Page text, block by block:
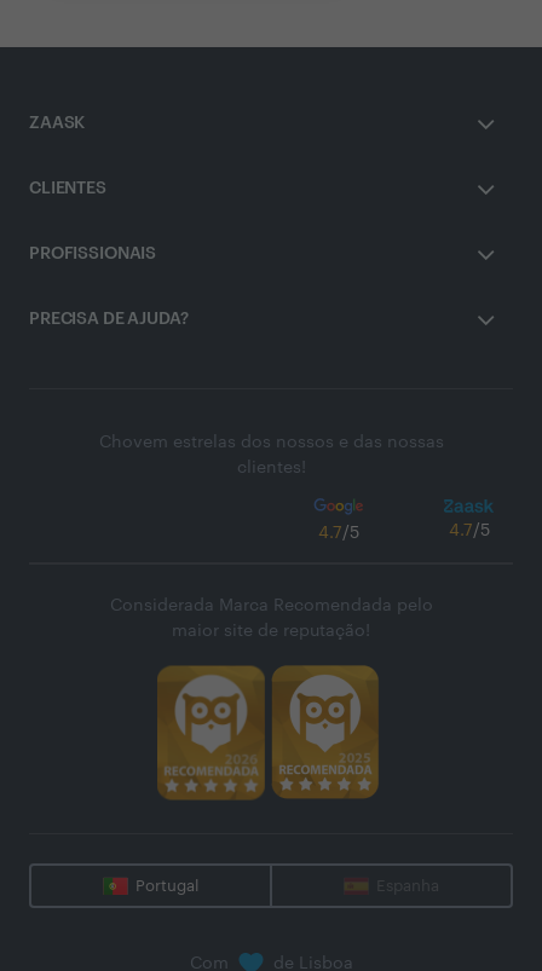
ZAASK
CLIENTES
PROFISSIONAIS
PRECISA DE AJUDA?
Chovem estrelas dos nossos e das nossas
clientes!
4.7/5 4.7/5
Considerada Marca Recomendada pelo
maior site de reputação!
Portugal Espanha
Com de Lisboa